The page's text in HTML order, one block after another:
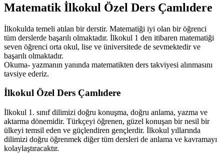
Matematik İlkokul Özel Ders Çamlıdere
İlkokulda temeli atılan bir derstir. Matematiği iyi olan bir öğrenci
tüm derslerde başarılı olmaktadır. İlkokul 1 den itibaren matematiği
seven öğrenci orta okul, lise ve üniversitede de sevmektedir ve
başarılı olmaktadır.
Okuma- yazmanın yanında matematikten ders takviyesi alınmasını
tavsiye ederiz.
İlkokul Özel Ders Çamlıdere
İlkokul 1. sınıf dilimizi doğru konuşma, doğru anlama, yazma ve
aktarma dönemidir. Türkçeyi öğrenen, güzel konuşan bir nesil bir
ülkeyi temsil eden ve güçlendiren gençlerdir. İlkokul yıllarında
dilimizi doğru öğrenmek diğer tüm dersleri de anlama ve kavramayı
kolaylaştıracaktır.